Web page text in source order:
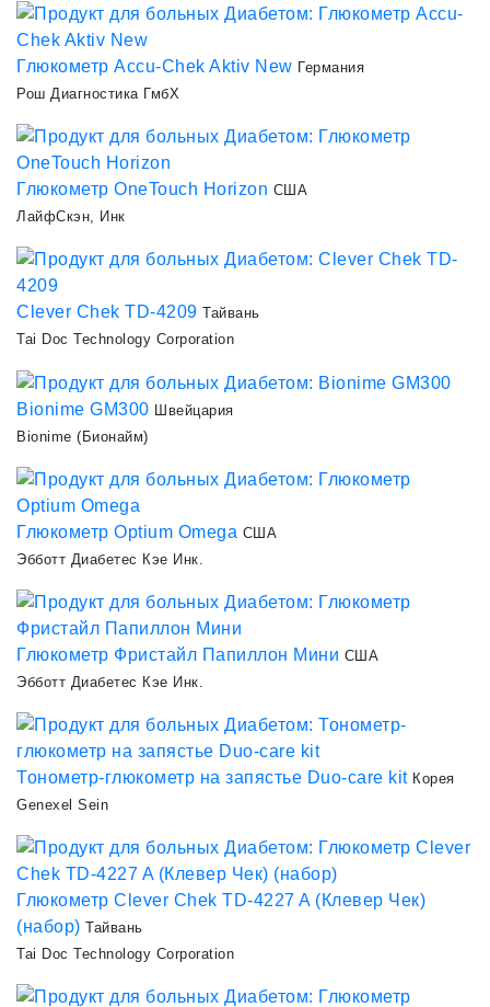
Глюкометр Accu-Chek Aktiv New Германия
Рош Диагностика ГмбХ
Глюкометр OneTouch Horizon США
ЛайфСкэн, Инк
Clever Chek ТD-4209 Тайвань
Tai Doc Technology Corporation
Bionime GM300
Швейцария
Bionime (Бионайм)
Глюкометр Optium Omega США
Эбботт Диабетес Кэе Инк.
Глюкометр Фристайл Папиллон Мини США
Эбботт Диабетес Кэе Инк.
Тонометр-глюкометр на запястье Duo-care kit Корея
Genexel Sein
Глюкометр Clever Chek TD-4227 A (Клевер Чек)
(набор) Тайвань
Tai Doc Technology Corporation